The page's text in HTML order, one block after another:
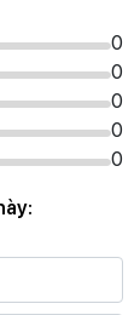
0
0
0
0
0